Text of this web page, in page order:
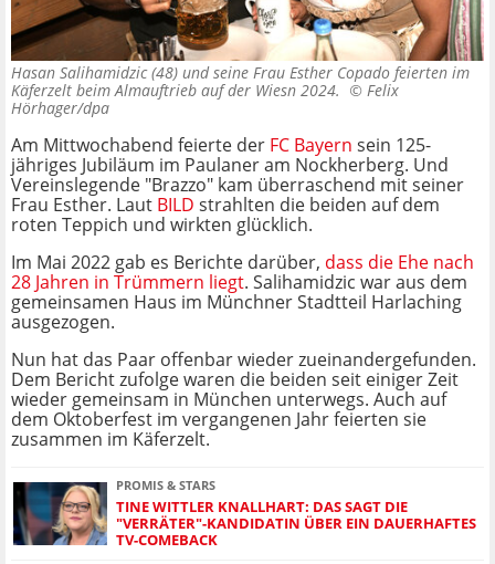
Hasan Salihamidzic (48) und seine Frau Esther Copado feierten im
Käferzelt beim Almauftrieb auf der Wiesn 2024. © Felix
Hörhager/dpa
Am Mittwochabend feierte der FC Bayern sein 125-
jähriges Jubiläum im Paulaner am Nockherberg. Und
Vereinslegende "Brazzo" kam überraschend mit seiner
Frau Esther. Laut BILD strahlten die beiden auf dem
roten Teppich und wirkten glücklich.
Im Mai 2022 gab es Berichte darüber, dass die Ehe nach
28 Jahren in Trümmern liegt. Salihamidzic war aus dem
gemeinsamen Haus im Münchner Stadtteil Harlaching
ausgezogen.
Nun hat das Paar offenbar wieder zueinandergefunden.
Dem Bericht zufolge waren die beiden seit einiger Zeit
wieder gemeinsam in München unterwegs. Auch auf
dem Oktoberfest im vergangenen Jahr feierten sie
zusammen im Käferzelt.
PROMIS & STARS
TINE WITTLER KNALLHART: DAS SAGT DIE
"VERRÄTER"-KANDIDATIN ÜBER EIN DAUERHAFTES
TV-COMEBACK